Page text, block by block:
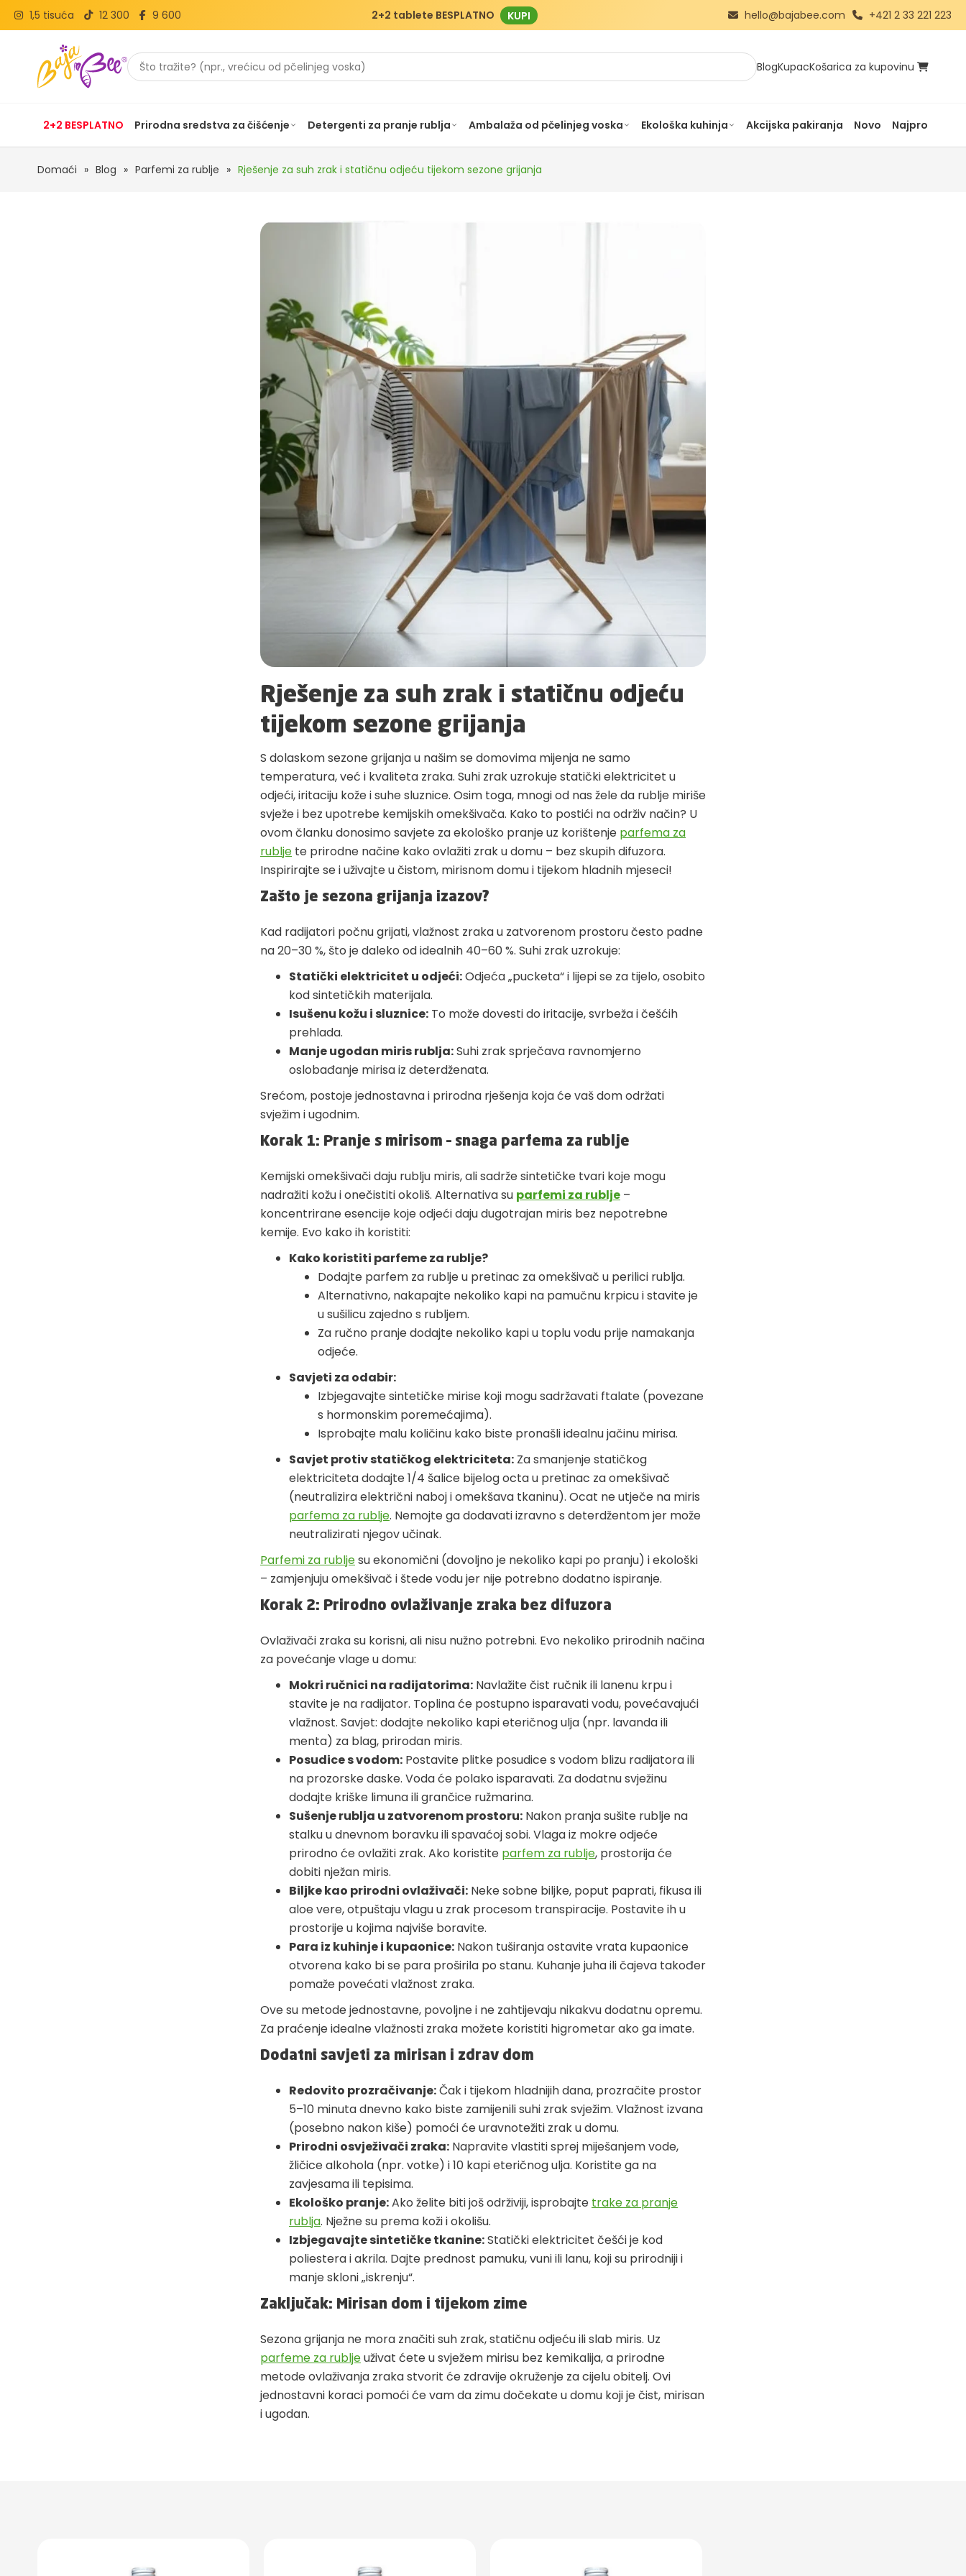
1,5 tisuća 12 300 9 600 2+2 tablete BESPLATNO KUPI hello@bajabee.com +421 2 33 221 223
BlogKupacKošarica za kupovinu
2+2 BESPLATNO Prirodna sredstva za čišćenje Detergenti za pranje rublja Ambalaža od pčelinjeg voska Ekološka kuhinja Akcijska pakiranja Novo
Domaći » Blog » Parfemi za rublje » Rješenje za suh zrak i statičnu odjeću tijekom sezone grijanja
Rješenje za suh zrak i statičnu odjeću
tijekom sezone grijanja
S dolaskom sezone grijanja u našim se domovima mijenja ne samo
temperatura, već i kvaliteta zraka. Suhi zrak uzrokuje statički elektricitet u
odjeći, iritaciju kože i suhe sluznice. Osim toga, mnogi od nas žele da rublje miriše
svježe i bez upotrebe kemijskih omekšivača. Kako to postići na održiv način? U
ovom članku donosimo savjete za ekološko pranje uz korištenje parfema za
rublje te prirodne načine kako ovlažiti zrak u domu – bez skupih difuzora.
Inspirirajte se i uživajte u čistom, mirisnom domu i tijekom hladnih mjeseci!
Zašto je sezona grijanja izazov?
Kad radijatori počnu grijati, vlažnost zraka u zatvorenom prostoru često padne
na 20–30 %, što je daleko od idealnih 40–60 %. Suhi zrak uzrokuje:
Statički elektricitet u odjeći:Odjeća „pucketa“ i lijepi se za tijelo, osobito
kod sintetičkih materijala.
Isušenu kožu i sluznice: To može dovesti do iritacije, svrbeža i češćih
prehlada.
Manje ugodan miris rublja:Suhi zrak sprječava ravnomjerno
oslobađanje mirisa iz deterdženata.
Srećom, postoje jednostavna i prirodna rješenja koja će vaš dom održati
svježim i ugodnim.
Korak 1: Pranje s mirisom – snaga parfema za rublje
Kemijski omekšivači daju rublju miris, ali sadrže sintetičke tvari koje mogu
nadražiti kožu i onečistiti okoliš. Alternativa su parfemi za rublje –
koncentrirane esencije koje odjeći daju dugotrajan miris bez nepotrebne
kemije. Evo kako ih koristiti:
Kako koristiti parfeme za rublje?
Dodajte parfem za rublje u pretinac za omekšivač u perilici rublja.
Alternativno, nakapajte nekoliko kapi na pamučnu krpicu i stavite je
u sušilicu zajedno s rubljem.
Za ručno pranje dodajte nekoliko kapi u toplu vodu prije namakanja
odjeće.
Savjeti za odabir:
Izbjegavajte sintetičke mirise koji mogu sadržavati ftalate (povezane
s hormonskim poremećajima).
Isprobajte malu količinu kako biste pronašli idealnu jačinu mirisa.
Savjet protiv statičkog elektriciteta: Za smanjenje statičkog
elektriciteta dodajte 1/4 šalice bijelog octa u pretinac za omekšivač
(neutralizira električni naboj i omekšava tkaninu). Ocat ne utječe na miris
parfema za rublje. Nemojte ga dodavati izravno s deterdžentom jer može
neutralizirati njegov učinak.
Parfemi za rubljesu ekonomični (dovoljno je nekoliko kapi po pranju) i ekološki
– zamjenjuju omekšivač i štede vodu jer nije potrebno dodatno ispiranje.
Korak 2: Prirodno ovlaživanje zraka bez difuzora
Ovlaživači zraka su korisni, ali nisu nužno potrebni. Evo nekoliko prirodnih načina
za povećanje vlage u domu:
Mokri ručnici na radijatorima: Navlažite čist ručnik ili lanenu krpu i
stavite je na radijator. Toplina će postupno isparavati vodu, povećavajući
vlažnost. Savjet: dodajte nekoliko kapi eteričnog ulja (npr. lavanda ili
menta) za blag, prirodan miris.
Posudice s vodom: Postavite plitke posudice s vodom blizu radijatora ili
na prozorske daske. Voda će polako isparavati. Za dodatnu svježinu
dodajte kriške limuna ili grančice ružmarina.
Sušenje rublja u zatvorenom prostoru: Nakon pranja sušite rublje na
stalku u dnevnom boravku ili spavaćoj sobi. Vlaga iz mokre odjeće
prirodno će ovlažiti zrak. Ako koristite parfem za rublje, prostorija će
dobiti nježan miris.
Biljke kao prirodni ovlaživači: Neke sobne biljke, poput paprati, fikusa ili
aloe vere, otpuštaju vlagu u zrak procesom transpiracije. Postavite ih u
prostorije u kojima najviše boravite.
Para iz kuhinje i kupaonice: Nakon tuširanja ostavite vrata kupaonice
otvorena kako bi se para proširila po stanu. Kuhanje juha ili čajeva također
pomaže povećati vlažnost zraka.
Ove su metode jednostavne, povoljne i ne zahtijevaju nikakvu dodatnu opremu.
Za praćenje idealne vlažnosti zraka možete koristiti higrometar ako ga imate.
Dodatni savjeti za mirisan i zdrav dom
Redovito prozračivanje:Čak i tijekom hladnijih dana, prozračite prostor
5–10 minuta dnevno kako biste zamijenili suhi zrak svježim. Vlažnost izvana
(posebno nakon kiše) pomoći će uravnotežiti zrak u domu.
Prirodni osvježivači zraka: Napravite vlastiti sprej miješanjem vode,
žličice alkohola (npr. votke) i 10 kapi eteričnog ulja. Koristite ga na
zavjesama ili tepisima.
Ekološko pranje:Ako želite biti još održiviji, isprobajte trake za pranje
rublja. Nježne su prema koži i okolišu.
Izbjegavajte sintetičke tkanine:Statički elektricitet češći je kod
poliestera i akrila. Dajte prednost pamuku, vuni ili lanu, koji su prirodniji i
manje skloni „iskrenju“.
Zaključak: Mirisan dom i tijekom zime
Sezona grijanja ne mora značiti suh zrak, statičnu odjeću ili slab miris. Uz
parfeme za rubljeuživat ćete u svježem mirisu bez kemikalija, a prirodne
metode ovlaživanja zraka stvorit će zdravije okruženje za cijelu obitelj. Ovi
jednostavni koraci pomoći će vam da zimu dočekate u domu koji je čist, mirisan
i ugodan.